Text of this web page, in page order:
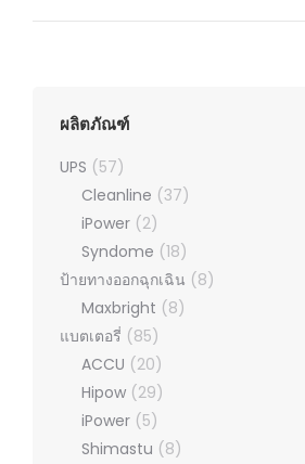
ผลิตภัณฑ์
UPS (57)
Cleanline (37)
iPower (2)
Syndome (18)
ป้ายทางออกฉุกเฉิน (8)
Maxbright (8)
แบตเตอรี่ (85)
ACCU (20)
Hipow (29)
iPower (5)
Shimastu (8)